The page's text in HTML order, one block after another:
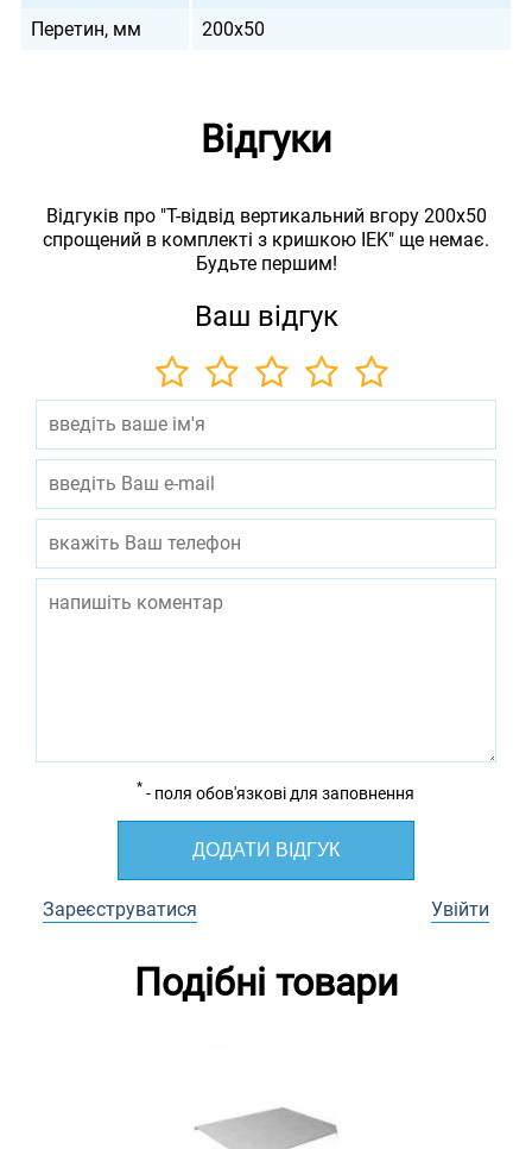
Перетин, мм
200х50
Відгуки
Відгуків про "Т-відвід вертикальний вгору 200х50
спрощений в комплекті з кришкою IEK" ще немає.
Будьте першим!
Ваш відгук
* - поля обов'язкові для заповнення
ДОДАТИ ВІДГУК
Зареєструватися Увійти
Подібні товари